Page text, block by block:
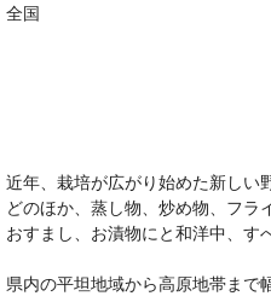
全国
近年、栽培が広がり始めた新しい
どのほか、蒸し物、炒め物、フラ
おすまし、お漬物にと和洋中、す
県内の平坦地域から高原地帯まで